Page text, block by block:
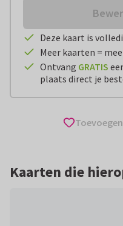
Deze kaart is
Meer kaarten =
Ontvang GRATIS
plaats direct je
Kaarten die